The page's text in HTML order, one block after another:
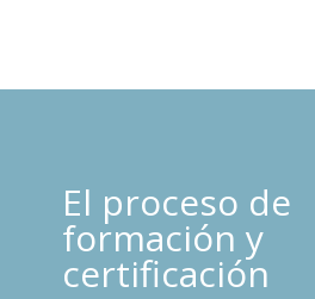
El proceso de
formación y
certificación